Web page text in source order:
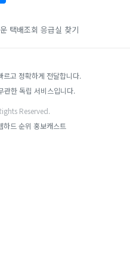
택배조회 응급실 찾기
르고 정확하게 전달합니다.
관한 독립 서비스입니다.
Reserved.
하드 순위 홍보캐스트